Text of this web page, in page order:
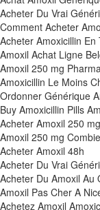
Acheter Du Vrai
Comment Acheter
Acheter Amoxicillin En
Amoxil Achat Ligne
Amoxil 250 mg
Amoxicillin Le Moins
Ordonner Générique
Buy Amoxicillin Pills
Acheter Amoxil 250
Amoxil 250 mg
Acheter Amoxil 48h
Acheter Du Vrai
Acheter Du Amoxil Au
Amoxil Pas Cher A
Achetez Amoxil